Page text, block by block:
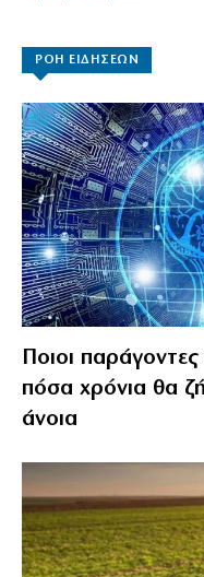
ΡΟΗ ΕΙΔΗΣΕΩΝ
Ποιοι
πόσα χρόνια θα
άνοια